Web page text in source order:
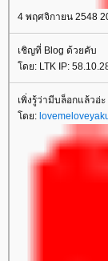
4 พฤศจิกายน 2548
เชิญที่ Blog ด้วยคับ
โดย: LTK IP:
เพิ่งรู้ว่ามีบล็อกแล้วอ่
โดย: